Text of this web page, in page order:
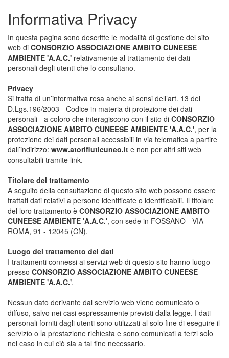
Informativa Privacy
In questa pagina sono descritte le modalità di gestione del sito
web di CONSORZIO ASSOCIAZIONE AMBITO CUNEESE
AMBIENTE 'A.A.C.' relativamente al trattamento dei dati
personali degli utenti che lo consultano.
Privacy
Si tratta di un’informativa resa anche ai sensi dell’art. 13 del
D.Lgs.196/2003 - Codice in materia di protezione dei dati
personali - a coloro che interagiscono con il sito di CONSORZIO
ASSOCIAZIONE AMBITO CUNEESE AMBIENTE 'A.A.C.', per la
protezione dei dati personali accessibili in via telematica a partire
dall’indirizzo: www.atorifiuticuneo.it e non per altri siti web
consultabili tramite link.
Titolare del trattamento
A seguito della consultazione di questo sito web possono essere
trattati dati relativi a persone identificate o identificabili. Il titolare
del loro trattamento è CONSORZIO ASSOCIAZIONE AMBITO
CUNEESE AMBIENTE 'A.A.C.', con sede in FOSSANO - VIA
ROMA, 91 - 12045 (CN).
Luogo del trattamento dei dati
I trattamenti connessi ai servizi web di questo sito hanno luogo
presso CONSORZIO ASSOCIAZIONE AMBITO CUNEESE
AMBIENTE 'A.A.C.'.
Nessun dato derivante dal servizio web viene comunicato o
diffuso, salvo nei casi espressamente previsti dalla legge. I dati
personali forniti dagli utenti sono utilizzati al solo fine di eseguire il
servizio o la prestazione richiesta e sono comunicati a terzi solo
nel caso in cui ciò sia a tal fine necessario.